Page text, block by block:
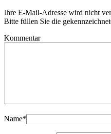
Ihre E-Mail-Adresse wird nicht
Bitte füllen Sie die
Kommentar
Name*